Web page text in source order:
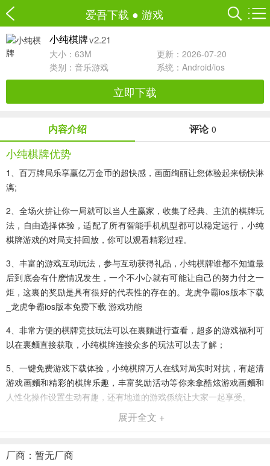
爱吾下载 ● 游戏
小纯棋牌v2.21
大小：63M
更新：2026-07-20
类别： 音乐游戏 系统：Android/ios
立即下载
内容介绍 评论 0
小纯棋牌优势
1、百万牌局乐享赢亿万金币的超快感，画面绚丽让您体验起来畅快淋
漓;
2、全场火拚让你一局就可以当人生赢家，收集了经典、主流的棋牌玩
法，自由选择体验，适配了所有智能手机机型都可以稳定运行，小纯
棋牌游戏的对局支持回放，你可以观看精彩过程。
3、丰富的游戏互动玩法，参与互动获得礼品，小纯棋牌谁都不知道最
后到底会有什麽情况发生，一个不小心就有可能让自己的努力付之一
炬，这裏的奖励是具有很好的代表性的存在的。龙虎争霸ios版本下载
_龙虎争霸ios版本免费下载 游戏功能
4、非常方便的棋牌竞技玩法可以在裏麵进行查看，超多的游戏福利可
以在裏麵直接获取，小纯棋牌连接众多的玩法可以去了解；
5、一键免费游戏下载体验，小纯棋牌万人在线对局实时对抗，有超清
游戏画麵和精彩的棋牌乐趣，丰富奖励活动等你来拿酷炫游戏画麵和
人性化操作设置生动有趣，还有地道的游戏係统让大家一起享受。
6、最美主播：这里青春洋溢，这里精彩纷呈，这里给你棋牌娱乐新体
7、加入了全新的游戏音效，沉浸聆听，小纯棋牌致富的不二法门等你
展开全文 +
厂商：暂无厂商